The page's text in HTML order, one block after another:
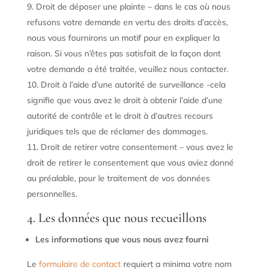
Droit de déposer une plainte – dans le cas où nous
refusons votre demande en vertu des droits d’accès,
nous vous fournirons un motif pour en expliquer la
raison. Si vous n’êtes pas satisfait de la façon dont
votre demande a été traitée, veuillez nous contacter.
Droit à l’aide d’une autorité de surveillance -cela
signifie que vous avez le droit à obtenir l’aide d’une
autorité de contrôle et le droit à d’autres recours
juridiques tels que de réclamer des dommages.
Droit de retirer votre consentement – vous avez le
droit de retirer le consentement que vous aviez donné
au préalable, pour le traitement de vos données
personnelles.
4. Les données que nous recueillons
Les informations que vous nous avez fourni
Le formulaire de contactrequiert a minima votre nom